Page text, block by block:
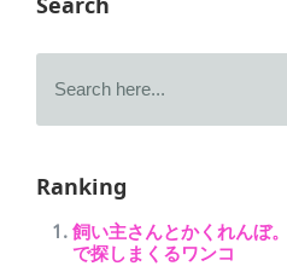
Ranking
飼い主さんとかくれんぼ
で探しまくるワンコ